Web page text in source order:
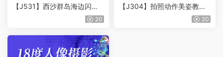
【J531】西沙群岛海边闪光
20
【J304】拍照动作美姿教程-
20